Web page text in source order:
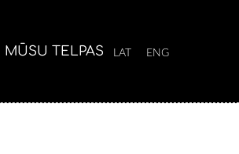
MŪSU TELPAS LAT ENG